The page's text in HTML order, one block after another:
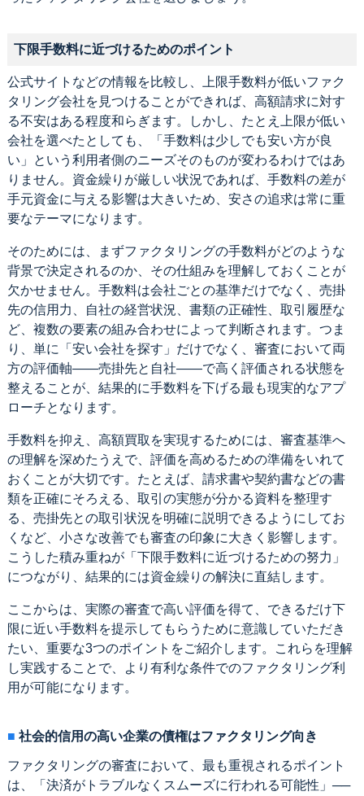
下限手数料に近づけるためのポイント
公式サイトなどの情報を比較し、上限手数料が低いファク
タリング会社を見つけることができれば、高額請求に対す
る不安はある程度和らぎます。しかし、たとえ上限が低い
会社を選べたとしても、「手数料は少しでも安い方が良
い」という利用者側のニーズそのものが変わるわけではあ
りません。資金繰りが厳しい状況であれば、手数料の差が
手元資金に与える影響は大きいため、安さの追求は常に重
要なテーマになります。
そのためには、まずファクタリングの手数料がどのような
背景で決定されるのか、その仕組みを理解しておくことが
欠かせません。手数料は会社ごとの基準だけでなく、売掛
先の信用力、自社の経営状況、書類の正確性、取引履歴な
ど、複数の要素の組み合わせによって判断されます。つま
り、単に「安い会社を探す」だけでなく、審査において両
方の評価軸――売掛先と自社――で高く評価される状態を
整えることが、結果的に手数料を下げる最も現実的なアプ
ローチとなります。
手数料を抑え、高額買取を実現するためには、審査基準へ
の理解を深めたうえで、評価を高めるための準備をいれて
おくことが大切です。たとえば、請求書や契約書などの書
類を正確にそろえる、取引の実態が分かる資料を整理す
る、売掛先との取引状況を明確に説明できるようにしてお
くなど、小さな改善でも審査の印象に大きく影響します。
こうした積み重ねが「下限手数料に近づけるための努力」
につながり、結果的には資金繰りの解決に直結します。
ここからは、実際の審査で高い評価を得て、できるだけ下
限に近い手数料を提示してもらうために意識していただき
たい、重要な3つのポイントをご紹介します。これらを理解
し実践することで、より有利な条件でのファクタリング利
用が可能になります。
社会的信用の高い企業の債権はファクタリング向き
ファクタリングの審査において、最も重視されるポイント
は、「決済がトラブルなくスムーズに行われる可能性」──